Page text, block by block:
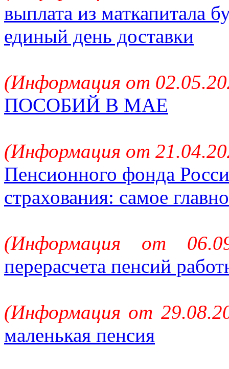
выплата из маткапитала
единый день доставки
(Информация от
ПОСОБИЙ В МАЕ
(Информация от
Пенсионного фонда
страхования: самое
(Информация от
перерасчета пенсий
(Информация от
маленькая пенсия